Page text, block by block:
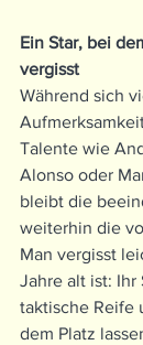
Ein Star, bei
vergisst
Während sich
Talente wie
Alonso oder
bleibt die
weiterhin die
Man vergisst
Jahre alt ist:
taktische Reife
dem Platz